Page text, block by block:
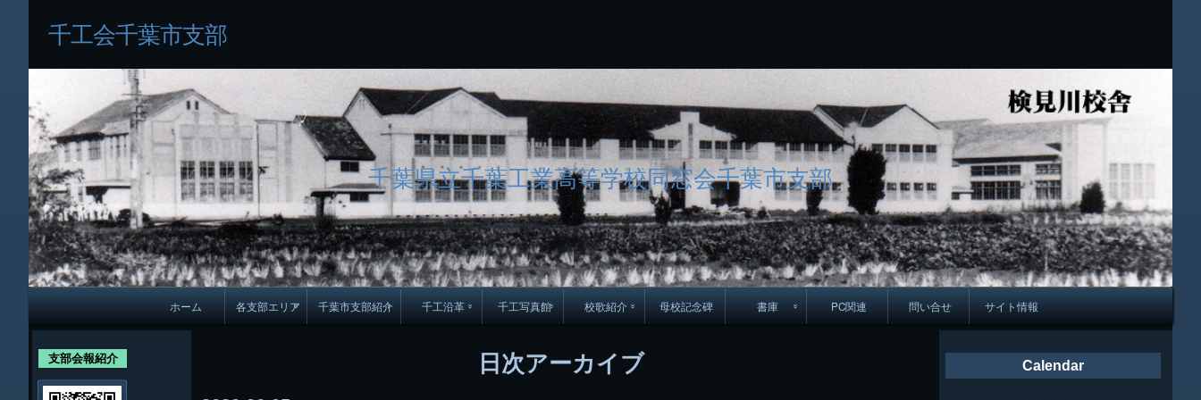
ツ
へ
ス
キ
プ
千工会千葉市支部
千葉県立千葉工業高等学校同窓会千葉市支部
メ
イ
ン
ナ
ホーム 各支部エリア 千葉市支部紹介 千工沿革
生実移転の歴史
千工写真館
歴代校長
校歌紹介
校歌
母校記念碑 書庫 PC関連 問い合せ サイト情報
日次アーカイブ Calendar
支部会報紹介